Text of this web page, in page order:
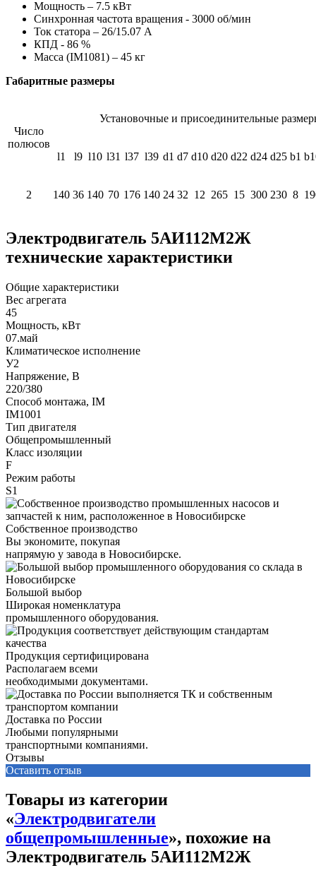
Мощность – 7.5 кВт
Синхронная частота вращения - 3000 об/мин
Ток статора – 26/15.07 А
КПД - 86 %
Масса (IM1081) – 45 кг
Габаритные размеры
Число
полюсов
Установочные и присоединительные
l1 l9 l10 l31 l37 l39 d1 d7 d10 d20 d22 d24 d25 b1
2 140 36 140 70 176 140 24 32 12 265 15 300 230 8
Электродвигатель 5АИ112М2Ж
технические характеристики
Общие характеристики
Вес агрегата
45
Мощность, кВт
07.май
Климатическое исполнение
У2
Напряжение, В
220/380
Способ монтажа, IM
IM1001
Тип двигателя
Общепромышленный
Класс изоляции
F
Режим работы
S1
Собственное производство
Вы экономите, покупая
напрямую у завода в Новосибирске.
Большой выбор
Широкая номенклатура
промышленного оборудования.
Продукция сертифицирована
Располагаем всеми
необходимыми документами.
Доставка по России
Любыми популярными
транспортными компаниями.
Отзывы
Оставить отзыв
Товары из категории
«Электродвигатели
общепромышленные», похожие на
Электродвигатель 5АИ112М2Ж